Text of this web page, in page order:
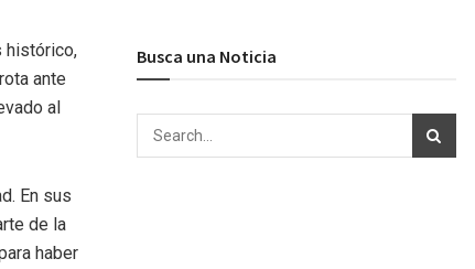
histórico,
ante
al
En sus
de la
haber
Busca una Noticia